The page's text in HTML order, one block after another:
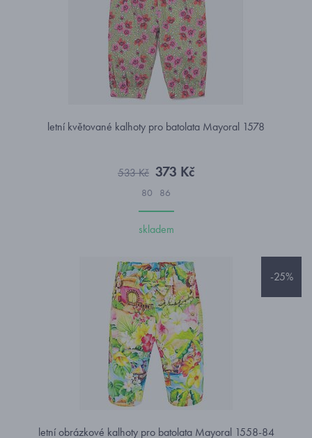
letní květované kalhoty pro batolata Mayoral 1578
533 Kč 373 Kč
80 86
skladem
-25%
letní obrázkové kalhoty pro batolata Mayoral 1558-84